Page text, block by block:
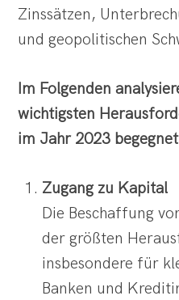
Zinssätzen,
und geopolitischen
Im Folgenden
wichtigsten
im Jahr 2023
Zugang zu Kapital
Die Beschaffung
der größten
insbesondere für
Banken und